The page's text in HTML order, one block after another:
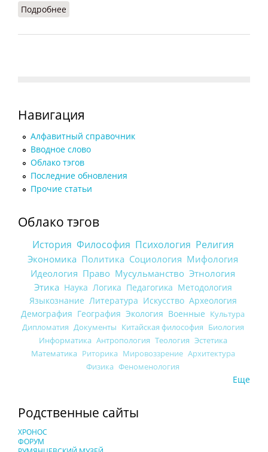
Подробнее
Навигация
Алфавитный справочник
Вводное слово
Облако тэгов
Последние обновления
Прочие статьи
Облако тэгов
История Философия Психология Религия
Экономика Политика Социология Мифология
Идеология Право Мусульманство Этнология
Этика Наука Логика Педагогика Методология
Языкознание Литература Искусство Археология
Демография География Экология Военные Культура
Дипломатия Документы Китайская философия Биология
Информатика Антропология Теология Эстетика
Математика Риторика Мировоззрение Архитектура
Физика Феноменология
Еще
Родственные сайты
ХРОНОС
ФОРУМ